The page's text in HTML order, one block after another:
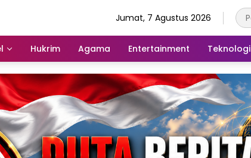
Jumat, 7 Agustus 2026
Hukrim Agama Entertainment Teknologi